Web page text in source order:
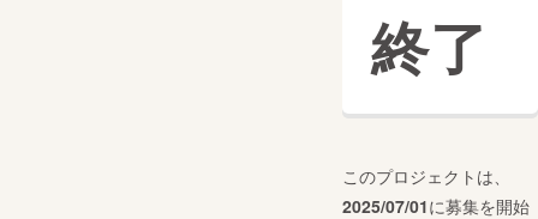
終了
このプロジェクトは、
2025/07/01に募集を開始